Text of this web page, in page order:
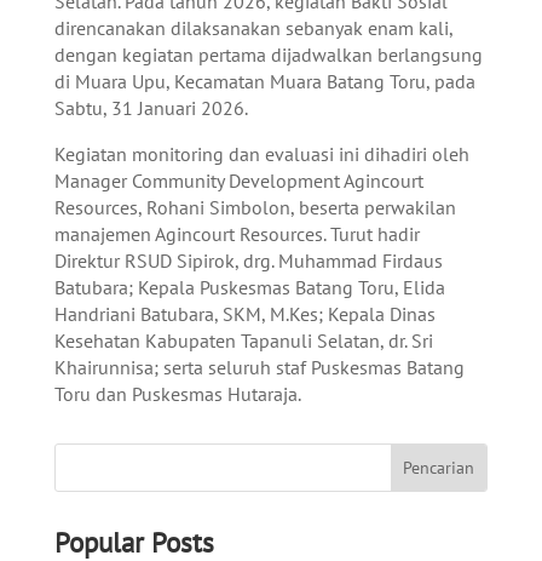
direncanakan dilaksanakan sebanyak enam kali,
dengan kegiatan pertama dijadwalkan berlangsung
di Muara Upu, Kecamatan Muara Batang Toru, pada
Sabtu, 31 Januari 2026.
Kegiatan monitoring dan evaluasi ini dihadiri oleh
Manager Community Development Agincourt
Resources, Rohani Simbolon, beserta perwakilan
manajemen Agincourt Resources. Turut hadir
Direktur RSUD Sipirok, drg. Muhammad Firdaus
Batubara; Kepala Puskesmas Batang Toru, Elida
Handriani Batubara, SKM, M.Kes; Kepala Dinas
Kesehatan Kabupaten Tapanuli Selatan, dr. Sri
Khairunnisa; serta seluruh staf Puskesmas Batang
Toru dan Puskesmas Hutaraja.
Popular Posts